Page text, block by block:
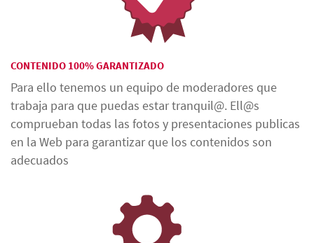
CONTENIDO 100% GARANTIZADO
Para ello tenemos un equipo de moderadores que
trabaja para que puedas estar tranquil@. Ell@s
comprueban todas las fotos y presentaciones publicas
en la Web para garantizar que los contenidos son
adecuados